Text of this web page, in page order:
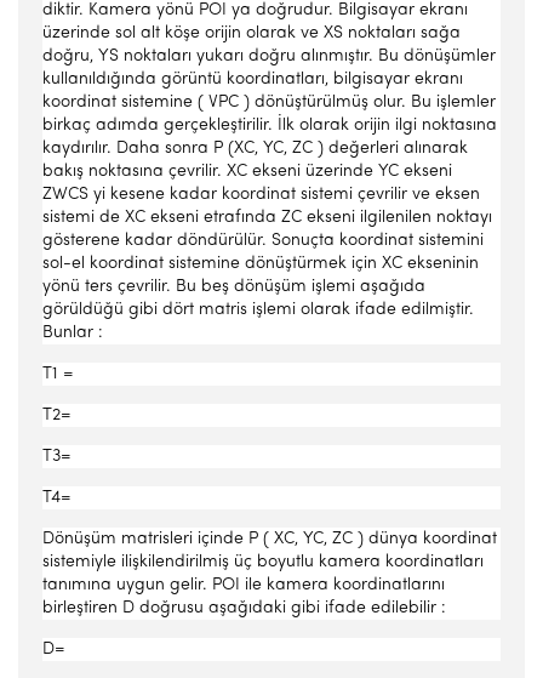
diktir. Kamera yönü POI ya doğrudur. Bilgisayar ekranı
üzerinde sol alt köşe orijin olarak ve XS noktaları sağa
doğru, YS noktaları yukarı doğru alınmıştır. Bu dönüşümler
kullanıldığında görüntü koordinatları, bilgisayar ekranı
koordinat sistemine ( VPC ) dönüştürülmüş olur. Bu işlemler
birkaç adımda gerçekleştirilir. İlk olarak orijin ilgi noktasına
kaydırılır. Daha sonra P (XC, YC, ZC ) değerleri alınarak
bakış noktasına çevrilir. XC ekseni üzerinde YC ekseni
ZWCS yi kesene kadar koordinat sistemi çevrilir ve eksen
sistemi de XC ekseni etrafında ZC ekseni ilgilenilen noktayı
gösterene kadar döndürülür. Sonuçta koordinat sistemini
sol-el koordinat sistemine dönüştürmek için XC ekseninin
yönü ters çevrilir. Bu beş dönüşüm işlemi aşağıda
görüldüğü gibi dört matris işlemi olarak ifade edilmiştir.
Bunlar :
T1 =
T2=
T3=
T4=
Dönüşüm matrisleri içinde P ( XC, YC, ZC ) dünya koordinat
sistemiyle ilişkilendirilmiş üç boyutlu kamera koordinatları
tanımına uygun gelir. POI ile kamera koordinatlarını
birleştiren D doğrusu aşağıdaki gibi ifade edilebilir :
D=